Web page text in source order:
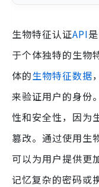
生物特征认证API
于个体独特的生物
体的生物特征数据
来验证用户的身份。
性和安全性，因为
篡改。通过使用生
可以为用户提供更
记忆复杂的密码或